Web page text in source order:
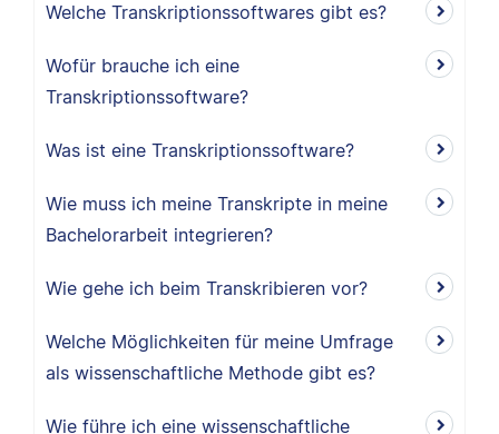
Welche Transkriptionssoftwares gibt es?
Wofür brauche ich eine
Transkriptionssoftware?
Was ist eine Transkriptionssoftware?
Wie muss ich meine Transkripte in meine
Bachelorarbeit integrieren?
Wie gehe ich beim Transkribieren vor?
Welche Möglichkeiten für meine Umfrage
als wissenschaftliche Methode gibt es?
Wie führe ich eine wissenschaftliche